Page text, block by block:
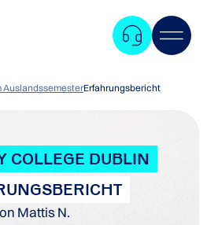
AuslandssemesterErfahrungsbericht
COLLEGE DUBLIN
Mattis N.